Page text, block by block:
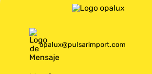
opalux@pulsarimport.com